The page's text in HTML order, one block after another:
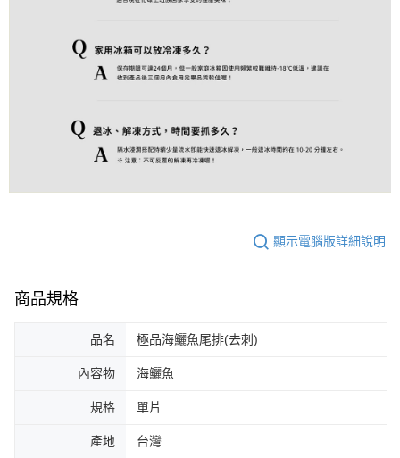
顯示電腦版詳細說明
商品規格
品名 極品海鱺魚尾排(去刺)
內容物 海鱺魚
規格 單片
產地 台灣